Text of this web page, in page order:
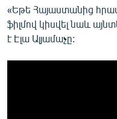
«Եթե Հայաստանից
ֆիլմով կիսվել նաև
է Էլա Ալյամաչը: